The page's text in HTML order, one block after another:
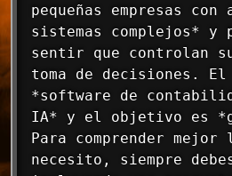
pequeñas empresas
sistemas complejos* y
sentir que controlan
toma de decisiones. El
*software de
IA* y el objetivo es
Para comprender
necesito, siempre